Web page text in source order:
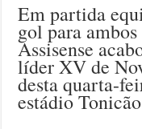
Em partida
gol para
Assisense
líder XV de
desta quarta-
estádio